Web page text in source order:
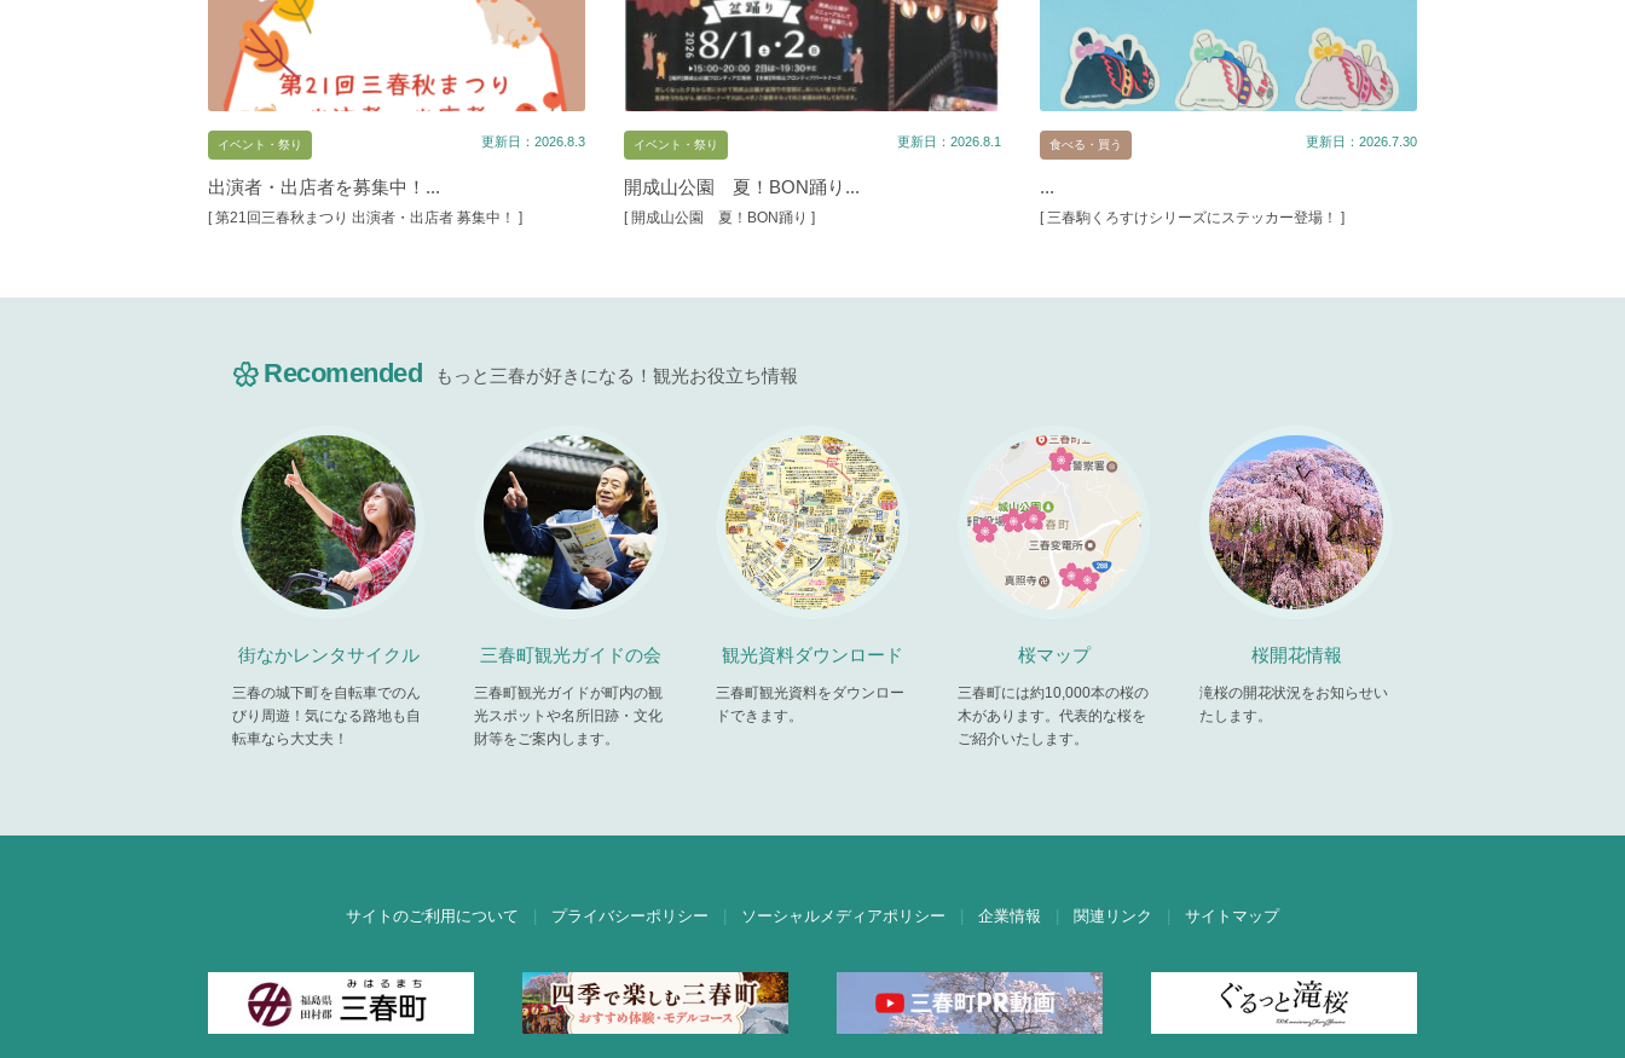
イベント・祭り
出演者・出店者を募集中！...
[ 第21回三春秋まつり 出演者・出店者 募集中！ ]
更新日：2026.8.3 イベント・祭り
開成山公園 夏！BON踊り...
[ 開成山公園 夏！BON踊り ]
更新日：2026.8.1 食べる・買う
...
[ 三春駒くろすけシリーズにステッカー登場！ ]
更新日：2026.7.30
Recomended もっと三春が好きになる！観光お役立ち情報
街なかレンタサイクル
三春の城下町を自転車でのん
びり周遊！気になる路地も自
転車なら大丈夫！
三春町観光ガイドの会
三春町観光ガイドが町内の観
光スポットや名所旧跡・文化
財等をご案内します。
観光資料ダウンロード
三春町観光資料をダウンロー
ドできます。
桜マップ
三春町には約10,000本の桜の
木があります。代表的な桜を
ご紹介いたします。
桜開花情報
滝桜の開花状況をお知らせい
たします。
サイトのご利用について プライバシーポリシー ソーシャルメディアポリシー 企業情報 関連リンク サイトマップ